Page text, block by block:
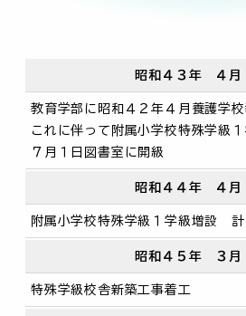
昭和４３年
教育学部に昭和４２年４月養護学
これに伴って附属小学校特殊学級
７月１日図書室に開級
昭和４４年
附属小学校特殊学級１学級増設 計
昭和４５年
特殊学級校舎新築工事着工